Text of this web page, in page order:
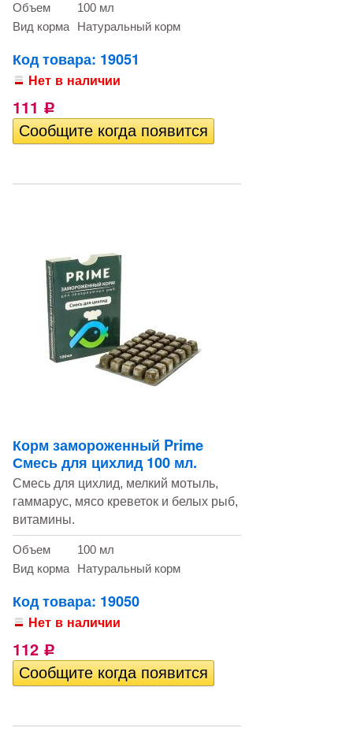
Объем
100 мл
Вид корма
Натуральный корм
Код товара: 19051
Нет в наличии
111 Р
Корм замороженный Prime
Смесь для цихлид 100 мл.
Смесь для цихлид, мелкий мотыль,
гаммарус, мясо креветок и белых рыб,
витамины.
Объем
100 мл
Вид корма
Натуральный корм
Код товара: 19050
Нет в наличии
112 Р